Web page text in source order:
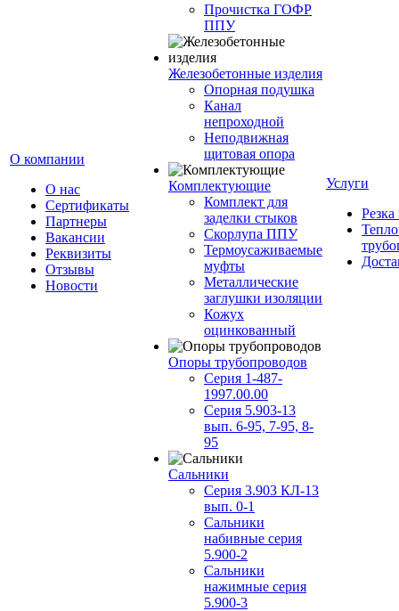
О компании
О нас
Сертификаты
Партнеры
Вакансии
Реквизиты
Отзывы
Новости
Прочистка ГОФР
ППУ
Железобетонные изделия
Опорная подушка
Канал
непроходной
Неподвижная
щитовая опора
Комплектующие
Комплект для
заделки стыков
Скорлупа ППУ
Термоусаживаемые
муфты
Металлические
заглушки изоляции
Кожух
оцинкованный
Опоры трубопроводов
Серия 1-487-
1997.00.00
Серия 5.903-13
вып. 6-95, 7-95, 8-
95
Сальники
Серия 3.903 КЛ-13
вып. 0-1
Сальники
набивные серия
5.900-2
Сальники
нажимные серия
5.900-3
Услуги
Резка